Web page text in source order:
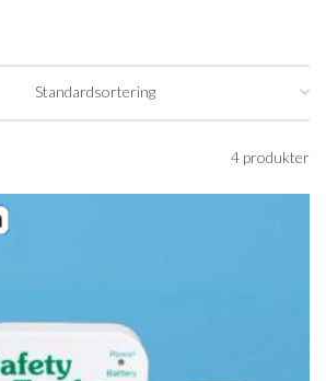
4 produkter